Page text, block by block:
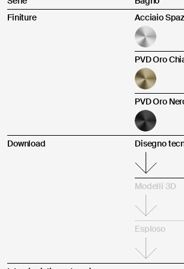
Finiture
Acciaio
PVD Oro
PVD Oro
Download Disegno
Modelli 3D
Esploso
Invia
Ai sensi e per gli effetti degli articoli 7, 13, 15 e
2016/679 dichiaro di aver preso visione dell’
alla finalità di
Acconsento
altro